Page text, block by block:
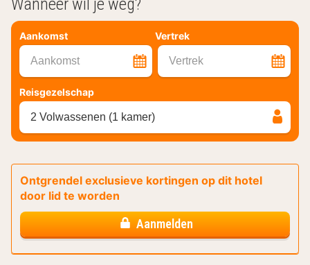
Wanneer wil je weg?
Aankomst Vertrek
Aankomst Vertrek
Reisgezelschap
2 Volwassenen (1 kamer)
Ontgrendel exclusieve kortingen op dit hotel
door lid te worden
Aanmelden